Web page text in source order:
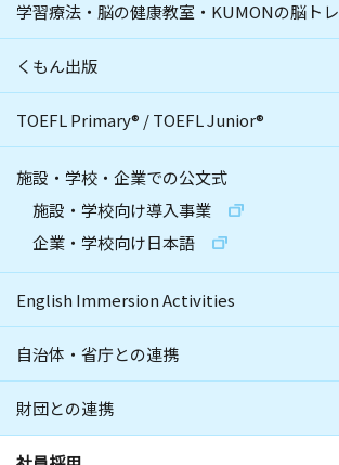
学習療法・脳の健康教室・KUMONの脳トレ
くもん出版
TOEFL Primary® /TOEFL Junior®
施設・学校・企業での公文式
施設・学校向け導入事業
企業・学校向け日本語
English Immersion Activities
自治体・省庁との連携
財団との連携